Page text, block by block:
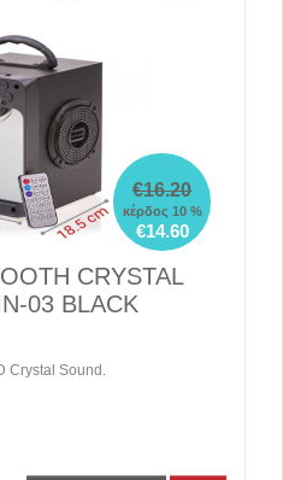
€16.20
κέρδος 10 %
€14.60
CRYSTAL
03 BLACK
Crystal Sound.